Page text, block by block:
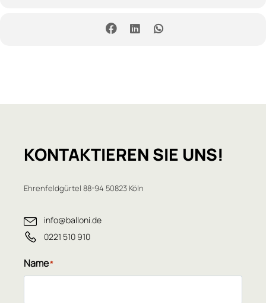
KONTAKTIEREN SIE UNS!
Ehrenfeldgürtel 88-94 50823 Köln
info@balloni.de
0221 510 910
Name*